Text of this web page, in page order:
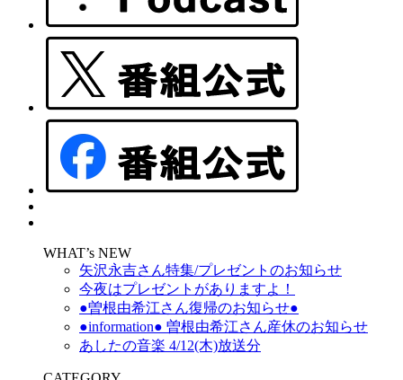
WHAT’s NEW
矢沢永吉さん特集/プレゼントのお知らせ
今夜はプレゼントがありますよ！
●曽根由希江さん復帰のお知らせ●
●information● 曽根由希江さん産休のお知らせ
あしたの音楽 4/12(木)放送分